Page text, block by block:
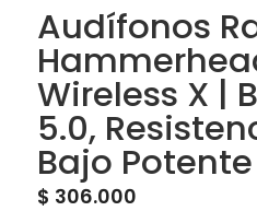
Audífonos
Wireless X |
5.0,
Bajo Potente
$ 306.000